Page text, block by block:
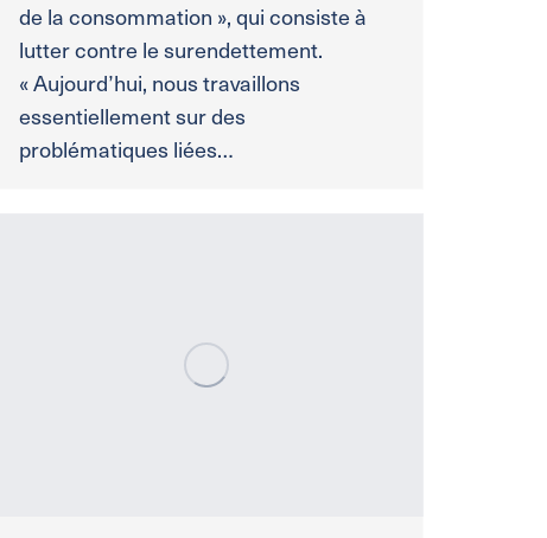
de la consommation », qui consiste à
lutter contre le surendettement.
« Aujourd’hui, nous travaillons
essentiellement sur des
problématiques liées…